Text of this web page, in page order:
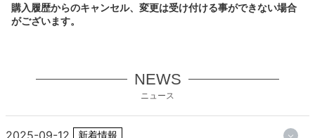
購入履歴からのキャンセル、変更は受け付ける事ができない場合
がございます。
NEWS
ニュース
2025-09-12 新着情報